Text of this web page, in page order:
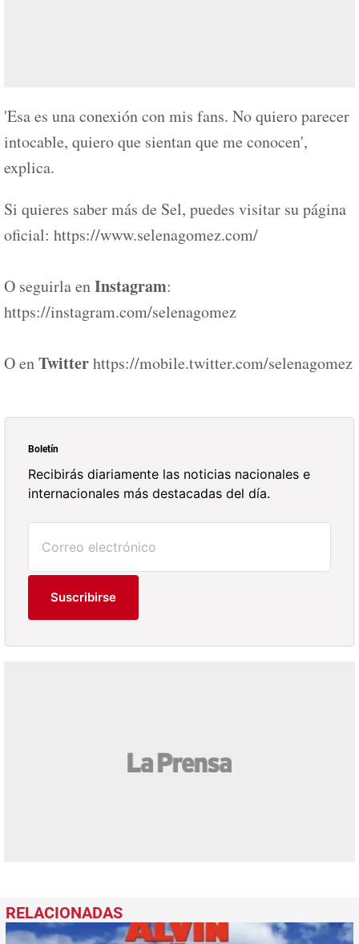
'Esa es una conexión con mis fans. No quiero parecer
intocable, quiero que sientan que me conocen',
explica.
Si quieres saber más de Sel, puedes visitar su página
oficial: https://www.selenagomez.com/
O seguirla enInstagram:
https://instagram.com/selenagomez
O enTwitterhttps://mobile.twitter.com/selenagomez
Boletín
Recibirás diariamente las noticias nacionales e
internacionales más destacadas del día.
Suscribirse